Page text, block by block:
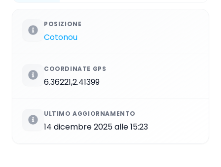
POSIZIONE
Cotonou
COORDINATE GPS
6.36221,2.41399
ULTIMO AGGIORNAMENTO
14 dicembre 2025 alle 15:23